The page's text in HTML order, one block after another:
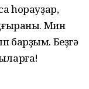
һорауҙар,
Мин
барҙым. Беҙгә